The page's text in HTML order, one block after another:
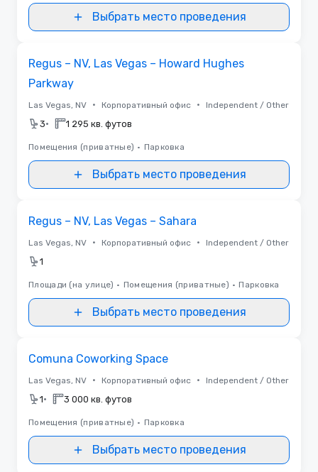
Выбрать место проведения
Regus – NV, Las Vegas – Howard Hughes
Parkway
Las Vegas, NV • Корпоративный офис • Independent / Other
3• 1 295 кв. футов
Помещения (приватные) • Парковка
Выбрать место проведения
Regus – NV, Las Vegas – Sahara
Las Vegas, NV • Корпоративный офис • Independent / Other
1
Площади (на улице) • Помещения (приватные) • Парковка
Выбрать место проведения
Comuna Coworking Space
Las Vegas, NV • Корпоративный офис • Independent / Other
1• 3 000 кв. футов
Помещения (приватные) • Парковка
Выбрать место проведения